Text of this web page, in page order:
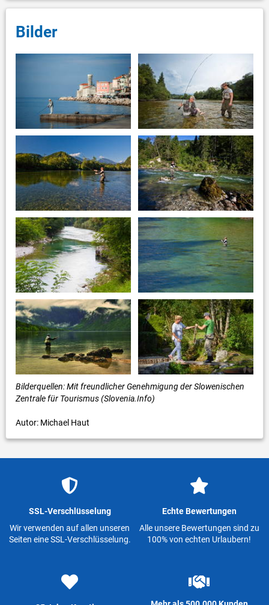
Bilder
Bilderquellen: Mit freundlicher Genehmigung der Slowenischen
Zentrale für Tourismus (Slovenia.Info)
Autor: Michael Haut
SSL-Verschlüsselung
Wir verwenden auf allen unseren
Seiten eine SSL-Verschlüsselung.
Echte Bewertungen
Alle unsere Bewertungen sind zu
100% von echten Urlaubern!